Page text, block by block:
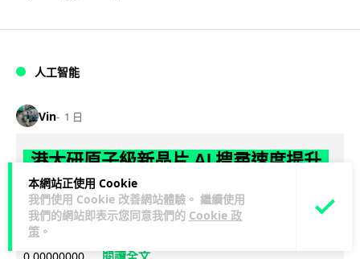
本網站正使用 Cookie
我們使用 Cookie 改善網站體驗。 繼續使用
我們的網站即表示您同意我們的 Cookie 政
策 。
人工智能
Vin 1 日
港大研原子級新晶片 AI 搜尋速度提升
一億倍 手機人臉識別免上雲端
香港大學團隊成功研發原子級厚度的「模擬存內搜尋」晶片，
比傳統 CPU 搜尋速度快約 1 億倍，延遲低至 36 皮秒（即